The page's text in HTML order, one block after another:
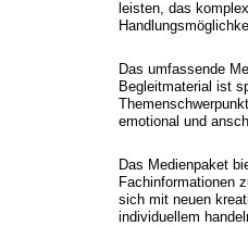
leisten, das
Das umfassende
Begleitmaterial ist
emotional und
Das Medienpaket
Fachinformationen
sich mit neuen
individuellem